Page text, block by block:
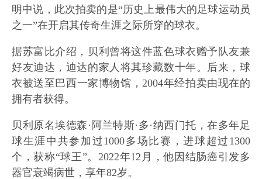
明中说，此次拍卖的是“历史上最伟大的足球运动员
之一”在开启其传奇生涯之际所穿的球衣。
据苏富比介绍，贝利曾将这件蓝色球衣赠予队友兼
好友迪达，迪达的家人将其珍藏数十年。后来，球
衣被送至巴西一家博物馆，2004年经拍卖由现在的
拥有者获得。
贝利原名埃德森·阿兰特斯·多·纳西门托，在多年足
球生涯中共参加过1000多场比赛，进球超过1300
个，获称“球王”。2022年12月，他因结肠癌引发多
器官衰竭病世，享年82岁。